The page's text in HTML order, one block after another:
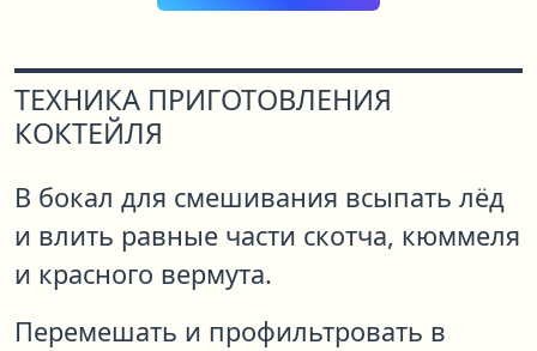
ТЕХНИКА ПРИГОТОВЛЕНИЯ
КОКТЕЙЛЯ
В бокал для смешивания всыпать лёд
и влить равные части скотча, кюммеля
и красного вермута.
Перемешать и профильтровать в